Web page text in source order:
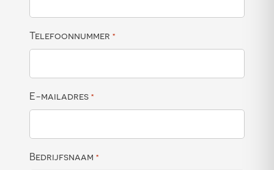
Telefoonnummer *
E-mailadres *
Bedrijfsnaam *